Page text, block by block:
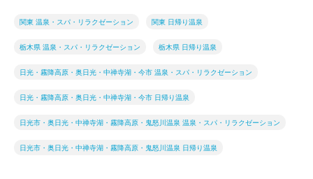
関東 温泉・スパ・リラクゼーション 関東 日帰り温泉
栃木県 温泉・スパ・リラクゼーション 栃木県 日帰り温泉
日光・霧降高原・奥日光・中禅寺湖・今市 温泉・スパ・リラクゼーション
日光・霧降高原・奥日光・中禅寺湖・今市 日帰り温泉
日光市・奥日光・中禅寺湖・霧降高原・鬼怒川温泉 温泉・スパ・リラクゼーション
日光市・奥日光・中禅寺湖・霧降高原・鬼怒川温泉 日帰り温泉